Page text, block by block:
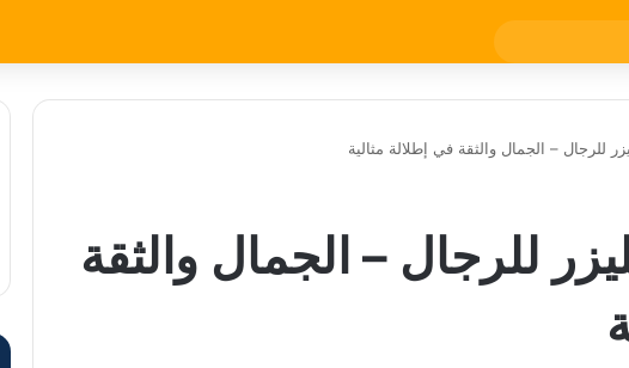
للرجال – الجمال والثقة في إطلالة مثالية
للرجال – الجمال والثقة